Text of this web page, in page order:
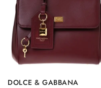
DOLCE & GABBANA